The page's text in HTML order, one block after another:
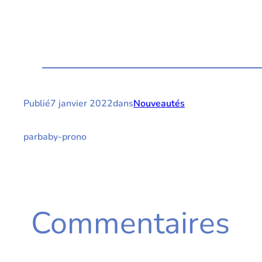
Publié7 janvier 2022dansNouveautés
parbaby-prono
Commentaires